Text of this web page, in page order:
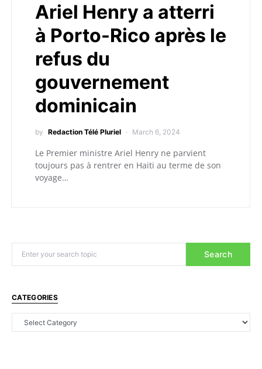
Ariel Henry a atterri
à Porto-Rico après le
refus du
gouvernement
dominicain
by Redaction Télé Pluriel March 6, 2024
Le Premier ministre Ariel Henry ne parvient
toujours pas à rentrer en Haiti au terme de son
voyage…
Search
CATEGORIES